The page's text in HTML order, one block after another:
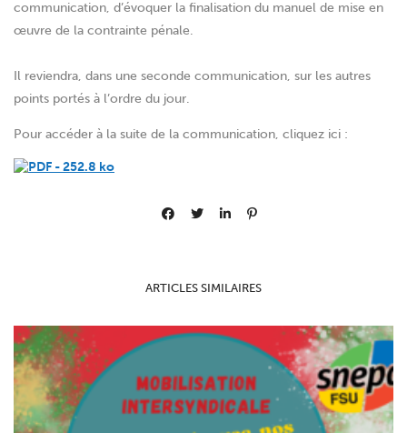
communication, d’évoquer la finalisation du manuel de mise en
œuvre de la contrainte pénale.
Il reviendra, dans une seconde communication, sur les autres
points portés à l’ordre du jour.
Pour accéder à la suite de la communication, cliquez ici :
ARTICLES SIMILAIRES